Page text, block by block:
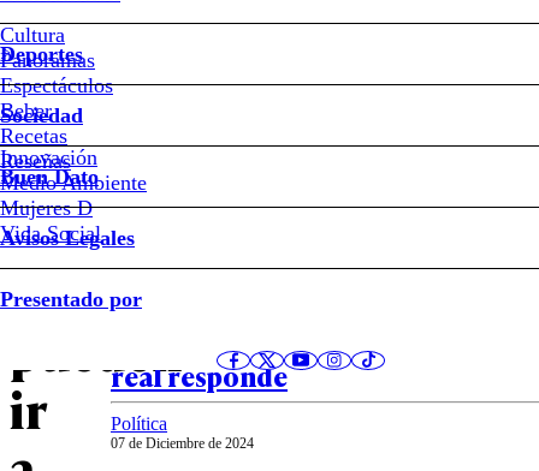
Cultura
Panoramas
Espectáculos
Beber
Recetas
Reseñas
Deportes
Sociedad
Innovación
Medio Ambiente
Mujeres D
Vida Social
Buen Dato
Avisos Legales
Presentado por
2024:
los
alcaldes
que
no
ir
Notas relacionadas
25 de Febrero de 2025
Cuando la ideología fracasa, la
real responde
Política
07 de Diciembre de 2024